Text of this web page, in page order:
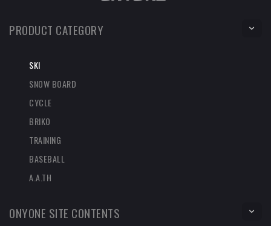
PRODUCT CATEGORY
SKI
SNOW BOARD
CYCLE
BRIKO
TRAINING
BASEBALL
A.A.TH
ONYONE SITE CONTENTS